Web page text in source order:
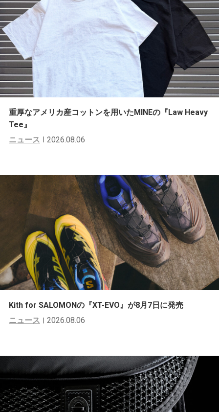
重厚なアメリカ産コットンを用いたMINEの『Law Heavy
Tee』
ニュース
2026.08.06
Kith for SALOMONの『XT-EVO』が8月7日に発売
ニュース
2026.08.06